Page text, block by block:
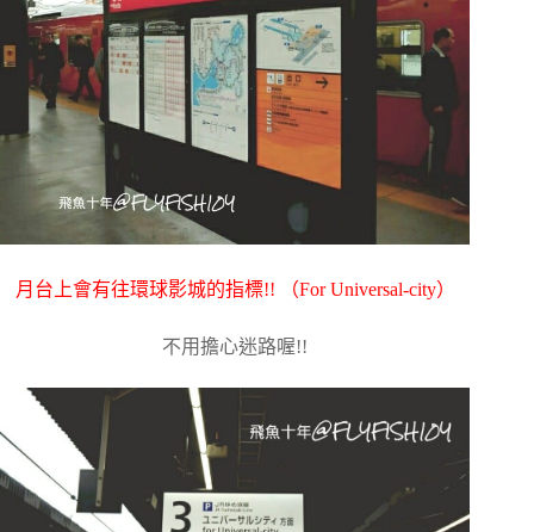
月台上會有往環球影城的指標!! （For Universal-city）
不用擔心迷路喔!!